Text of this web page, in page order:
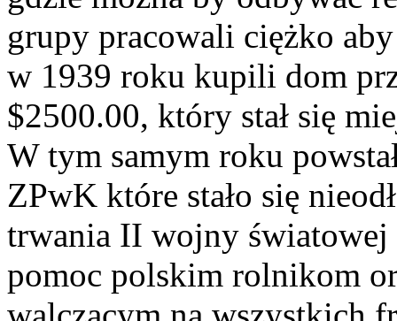
grupy pracowali ciężko
w 1939 roku kupili dom
$2500.00, który stał się
W tym samym roku
ZPwK które stało się
trwania II wojny światowej
pomoc polskim rolnikom